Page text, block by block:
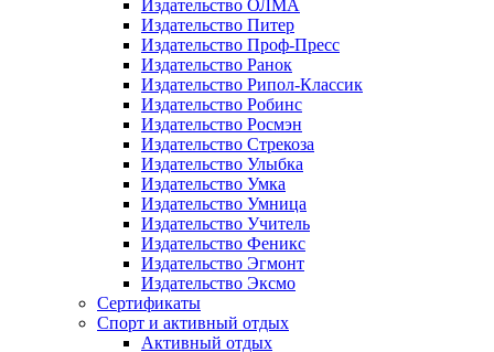
Издательство ОЛМА
Издательство Питер
Издательство Проф-Пресс
Издательство Ранок
Издательство Рипол-Классик
Издательство Робинс
Издательство Росмэн
Издательство Стрекоза
Издательство Улыбка
Издательство Умка
Издательство Умница
Издательство Учитель
Издательство Феникс
Издательство Эгмонт
Издательство Эксмо
Сертификаты
Спорт и активный отдых
Активный отдых